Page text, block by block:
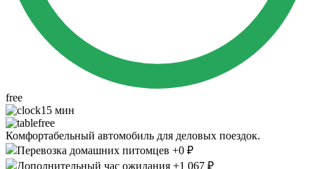
free
15 мин
free
Комфортабельный автомобиль для деловых поездок.
Перевозка домашних питомцев +0 ₽
Дополнительный час ожидания +1 067 ₽